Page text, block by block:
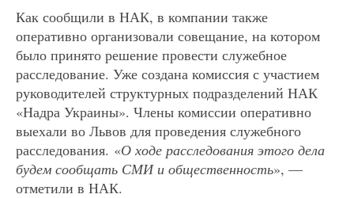
Как сообщили в НАК, в компании также
оперативно организовали совещание, на котором
было принято решение провести служебное
расследование. Уже создана комиссия с участием
руководителей структурных подразделений НАК
«Надра Украины». Члены комиссии оперативно
выехали во Львов для проведения служебного
расследования. «О ходе расследования этого дела
будем сообщать СМИ и общественность», —
отметили в НАК.